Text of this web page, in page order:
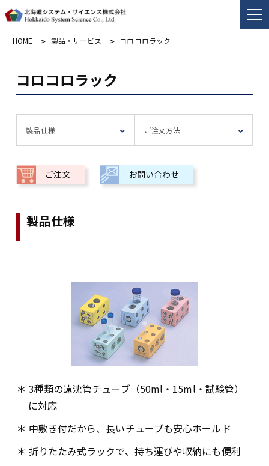
HOME 製品・サービス コロコロラック
コロコロラック
製品仕様 ご注文方法
ご注文 お問い合わせ
製品仕様
＊ 3種類の遠沈管チューブ（50ml・15ml・試験管）
に対応
＊ 中敷き付だから、長いチューブも安心ホールド
＊ 折りたたみ式ラックで、持ち運びや収納にも便利